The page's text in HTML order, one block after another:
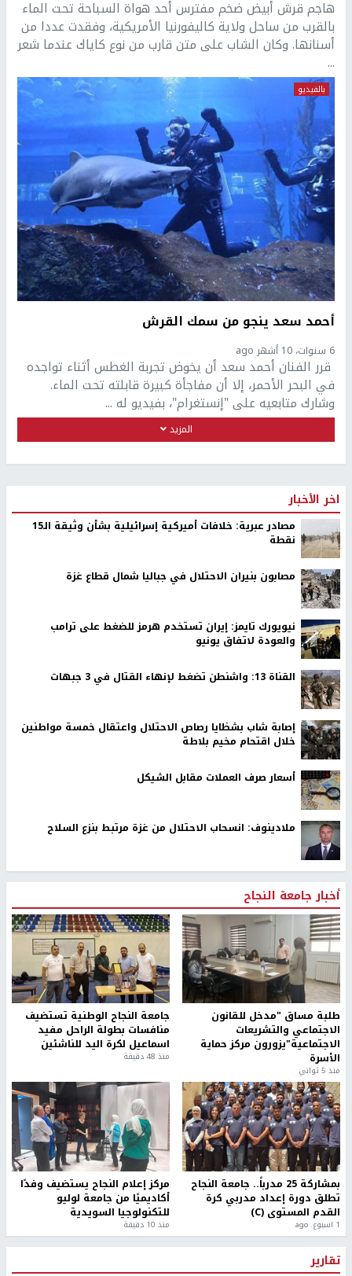
هاجم قرش أبيض ضخم مفترس أحد هواة السباحة تحت الماء
بالقرب من ساحل ولاية كاليفورنيا الأمريكية، وفقدت عددا من
أسنانها. وكان الشاب على متن قارب من نوع كاياك عندما شعر
...
بالفيديو
أحمد سعد ينجو من سمك القرش
6 سنوات، 10 أشهر ago
قرر الفنان أحمد سعد أن يخوض تجربة الغطس أثناء تواجده
في البحر الأحمر، إلا أن مفاجأة كبيرة قابلته تحت الماء.
وشارك متابعيه على "إنستغرام"، بفيديو له ...
المزيد
اخر الأخبار
مصادر عبرية: خلافات أميركية إسرائيلية بشأن وثيقة الـ15
نقطة
مصابون بنيران الاحتلال في جباليا شمال قطاع غزة
نيويورك تايمز: إيران تستخدم هرمز للضغط على ترامب
والعودة لاتفاق يونيو
القناة 13: واشنطن تضغط لإنهاء القتال في 3 جبهات
إصابة شاب بشظايا رصاص الاحتلال واعتقال خمسة مواطنين
خلال اقتحام مخيم بلاطة
أسعار صرف العملات مقابل الشيكل
ملادينوف: انسحاب الاحتلال من غزة مرتبط بنزع السلاح
أخبار جامعة النجاح
طلبة مساق "مدخل للقانون
الاجتماعي والتشريعات
الاجتماعية"يزورون مركز حماية
الأسرة
منذ 5 ثواني
جامعة النجاح الوطنية تستضيف
منافسات بطولة الراحل مفيد
اسماعيل لكرة اليد للناشئين
منذ 48 دقيقة
بمشاركة 25 مدرباً.. جامعة النجاح
تطلق دورة إعداد مدربي كرة
القدم المستوى (C)
1 اسبوع. ago
مركز إعلام النجاح يستضيف وفدًا
أكاديميًا من جامعة لوليو
للتكنولوجيا السويدية
منذ 10 دقيقة
تقارير